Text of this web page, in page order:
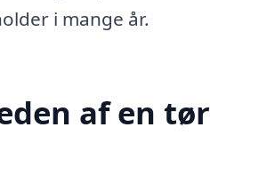
i mange år.
af en tør